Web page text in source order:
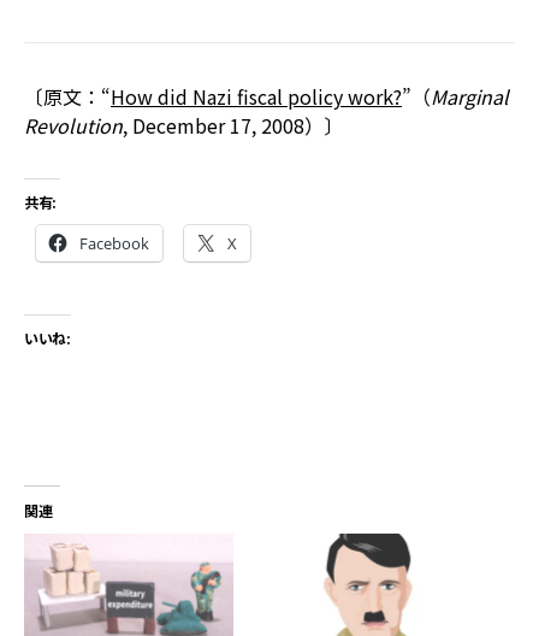
〔原文：“How did Nazi fiscal policy work?”（Marginal
Revolution, December 17, 2008）〕
共有:
Facebook X
いいね:
関連